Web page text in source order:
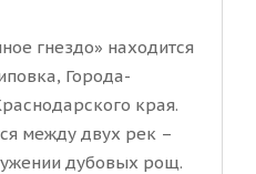
гнездо» находится
Города-
края.
между двух рек –
дубовых рощ.